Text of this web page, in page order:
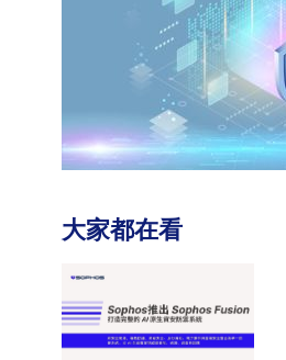
大家都在看